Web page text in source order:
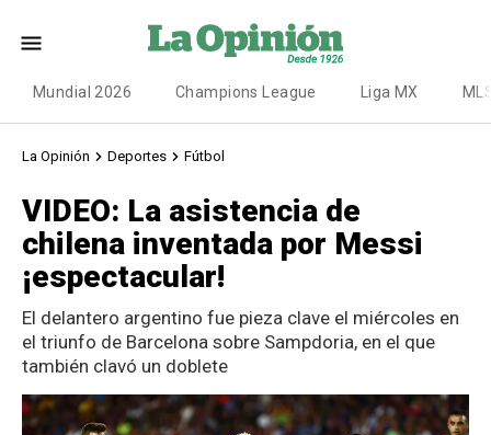
Mundial 2026 Champions League Liga MX
La Opinión Deportes Fútbol
VIDEO: La asistencia de
chilena inventada por Messi
¡espectacular!
El delantero argentino fue pieza clave el miércoles en
el triunfo de Barcelona sobre Sampdoria, en el que
también clavó un doblete